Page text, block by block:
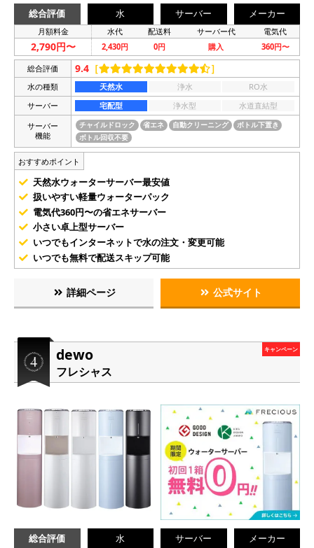
総合評価 水 サーバー メーカー
月額料金 水代 配送料 サーバー代 電気代
2,790円〜 2,430円 0円 購入 360円〜
総合評価 9.4 ［ ］
水の種類 天然水 浄水
RO水
サーバー
宅配型 浄水型
水道直結型
サーバー
機能
チャイルドロック 省エネ 自動クリーニング
ボトル下置き
ボトル回収不要
おすすめポイント
天然水ウォーターサーバー最安値
扱いやすい軽量ウォーターパック
電気代360円〜の省エネサーバー
小さい卓上型サーバー
いつでもインターネットで水の注文・変更可能
いつでも無料で配送スキップ可能
詳細ページ 公式サイト
dewo
フレシャス
キャンペーン
総合評価 水 サーバー メーカー